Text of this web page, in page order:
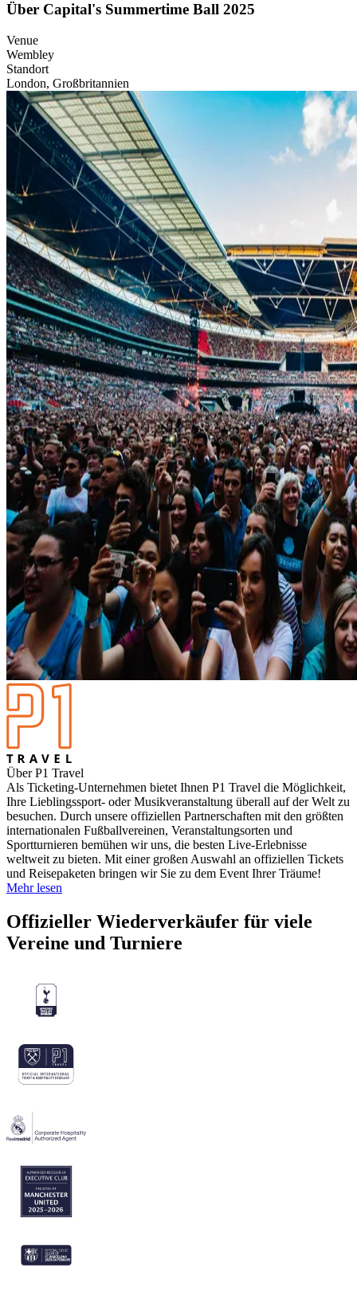
Über Capital's Summertime Ball 2025
Venue
Wembley
Standort
London, Großbritannien
Über P1 Travel
Als Ticketing-Unternehmen bietet Ihnen P1 Travel die Möglichkeit,
Ihre Lieblingssport- oder Musikveranstaltung überall auf der Welt zu
besuchen. Durch unsere offiziellen Partnerschaften mit den größten
internationalen Fußballvereinen, Veranstaltungsorten und
Sportturnieren bemühen wir uns, die besten Live-Erlebnisse
weltweit zu bieten. Mit einer großen Auswahl an offiziellen Tickets
und Reisepaketen bringen wir Sie zu dem Event Ihrer Träume!
Mehr lesen
Offizieller Wiederverkäufer für viele
Vereine und Turniere